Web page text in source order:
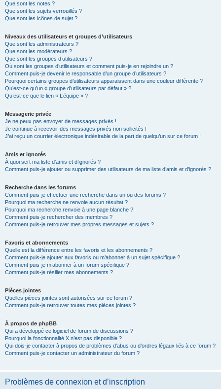
Que sont les notes ?
Que sont les sujets verrouillés ?
Que sont les icônes de sujet ?
Niveaux des utilisateurs et groupes d’utilisateurs
Que sont les administrateurs ?
Que sont les modérateurs ?
Que sont les groupes d’utilisateurs ?
Où sont les groupes d’utilisateurs et comment puis-je en rejoindre un ?
Comment puis-je devenir le responsable d’un groupe d’utilisateurs ?
Pourquoi certains groupes d’utilisateurs apparaissent dans une couleur différente ?
Qu’est-ce qu’un « groupe d’utilisateurs par défaut » ?
Qu’est-ce que le lien « L’équipe » ?
Messagerie privée
Je ne peux pas envoyer de messages privés !
Je continue à recevoir des messages privés non sollicités !
J’ai reçu un courrier électronique indésirable de la part de quelqu’un sur ce forum !
Amis et ignorés
À quoi sert ma liste d’amis et d’ignorés ?
Comment puis-je ajouter ou supprimer des utilisateurs de ma liste d’amis et d’ignorés ?
Recherche dans les forums
Comment puis-je effectuer une recherche dans un ou des forums ?
Pourquoi ma recherche ne renvoie aucun résultat ?
Pourquoi ma recherche renvoie à une page blanche ?!
Comment puis-je rechercher des membres ?
Comment puis-je retrouver mes propres messages et sujets ?
Favoris et abonnements
Quelle est la différence entre les favoris et les abonnements ?
Comment puis-je ajouter aux favoris ou m’abonner à un sujet spécifique ?
Comment puis-je m’abonner à un forum spécifique ?
Comment puis-je résilier mes abonnements ?
Pièces jointes
Quelles pièces jointes sont autorisées sur ce forum ?
Comment puis-je retrouver toutes mes pièces jointes ?
À propos de phpBB
Qui a développé ce logiciel de forum de discussions ?
Pourquoi la fonctionnalité X n’est pas disponible ?
Qui dois-je contacter à propos de problèmes d’abus ou d’ordres légaux liés à ce forum ?
Comment puis-je contacter un administrateur du forum ?
Problèmes de connexion et d’inscription